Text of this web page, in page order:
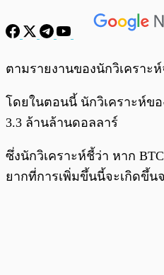
ตามรายงานของนักวิเคราะห์
โดยในตอนนี้ นักวิเคราะห์ข
3.3 ล้านล้านดอลลาร์
ซึ่งนักวิเคราะห์ชี้ว่า หาก
ยากที่การเพิ่มขึ้นนี้จะเกิดขึ้น